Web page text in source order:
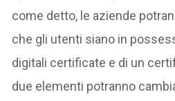
come detto, le aziende
che gli utenti siano in
digitali certificate e di un
due elementi potranno